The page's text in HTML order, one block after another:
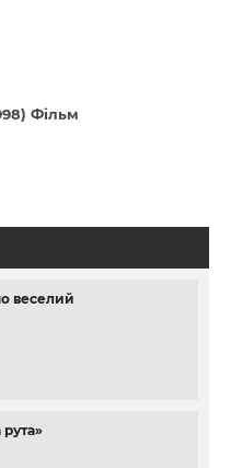
Фільм
веселий